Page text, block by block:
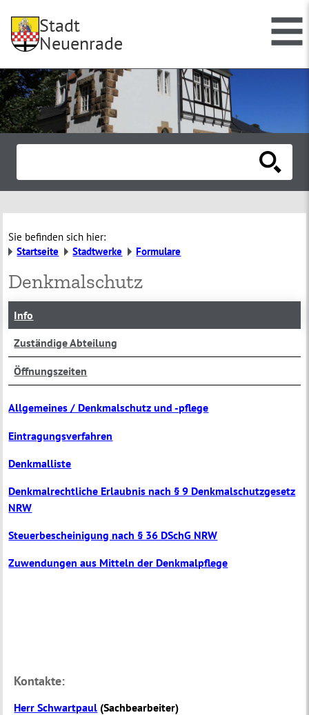
Stadt
Neuenrade
Sie befinden sich hier:
Startseite
Stadtwerke Formulare
Denkmalschutz
Info
Zuständige Abteilung
Öffnungszeiten
Allgemeines / Denkmalschutz und -pflege
Eintragungsverfahren
Denkmalliste
Denkmalrechtliche Erlaubnis nach § 9 Denkmalschutzgesetz
NRW
Steuerbescheinigung nach § 36 DSchG NRW
Zuwendungen aus Mitteln der Denkmalpflege
Kontakte:
Herr Schwartpaul (Sachbearbeiter)